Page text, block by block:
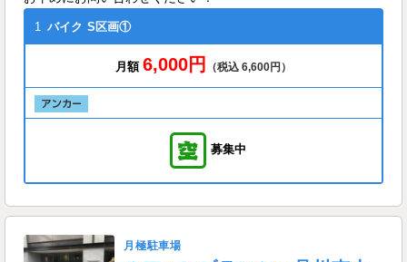
1 バイク S区画①
月額 6,000円 （税込 6,600円）
募集中
月極駐車場